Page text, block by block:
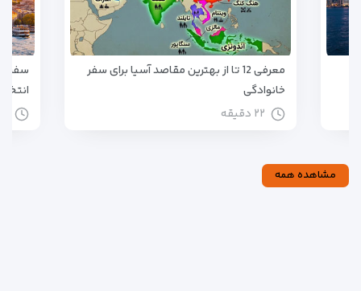
معرفی 12 تا از بهترین مقاصد آسیا برای سفر
خانوادگی
۲۲ دقیقه
سفر
مشاهده همه